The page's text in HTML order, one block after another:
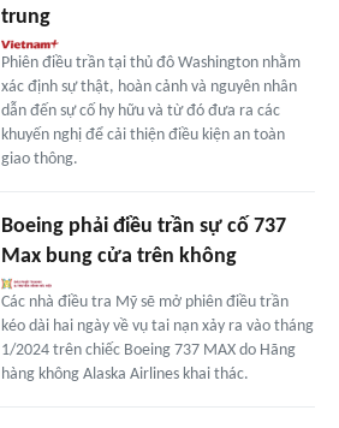
trung
Phiên điều trần tại thủ đô Washington nhằm
xác định sự thật, hoàn cảnh và nguyên nhân
dẫn đến sự cố hy hữu và từ đó đưa ra các
khuyến nghị để cải thiện điều kiện an toàn
giao thông.
Boeing phải điều trần sự cố 737
Max bung cửa trên không
Các nhà điều tra Mỹ sẽ mở phiên điều trần
kéo dài hai ngày về vụ tai nạn xảy ra vào tháng
1/2024 trên chiếc Boeing 737 MAX do Hãng
hàng không Alaska Airlines khai thác.